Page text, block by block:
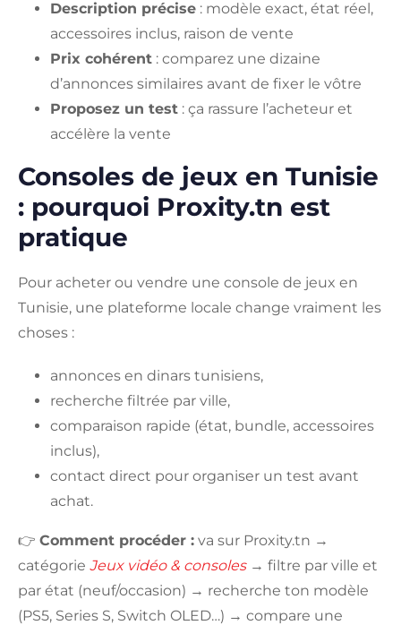
Description précise : modèle exact, état réel,
accessoires inclus, raison de vente
Prix cohérent : comparez une dizaine
d’annonces similaires avant de fixer le vôtre
Proposez un test : ça rassure l’acheteur et
accélère la vente
Consoles de jeux en Tunisie
: pourquoi Proxity.tn est
pratique
Pour acheter ou vendre une console de jeux en
Tunisie, une plateforme locale change vraiment les
choses :
annonces en dinars tunisiens,
recherche filtrée par ville,
comparaison rapide (état, bundle, accessoires
inclus),
contact direct pour organiser un test avant
achat.
👉 Comment procéder : va sur Proxity.tn →
catégorie Jeux vidéo & consoles→ filtre par ville et
par état (neuf/occasion) → recherche ton modèle
(PS5, Series S, Switch OLED…) → compare une